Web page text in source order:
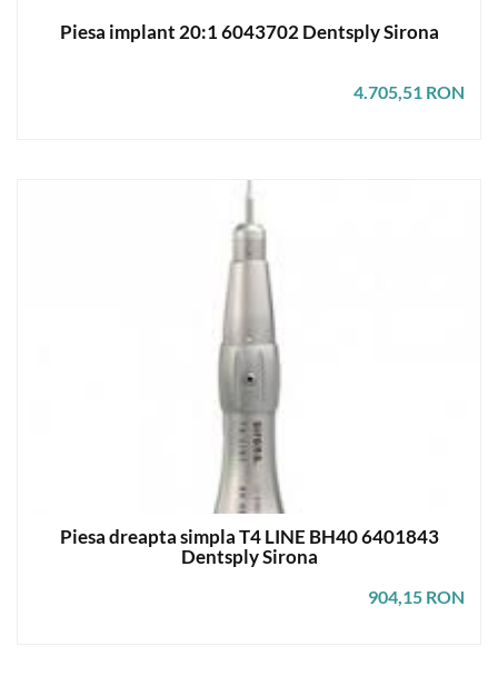
Piesa implant 20:1 6043702 Dentsply Sirona
4.705,51 RON
Piesa dreapta simpla T4 LINE BH40 6401843
Dentsply Sirona
904,15 RON